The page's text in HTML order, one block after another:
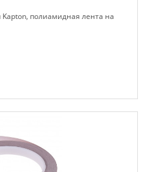
полиамидная лента на